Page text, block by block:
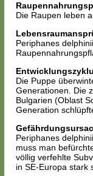
Die Raupen leben
Periphanes
Die Puppe
Generationen. Die
Bulgarien (Oblast
Generation
Periphanes
muss man
völlig verfehlte
in SE-Europa stark